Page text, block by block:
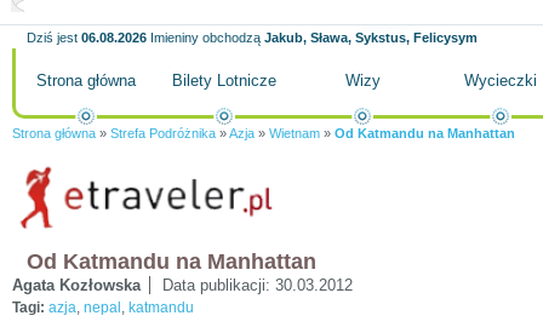
Dziś jest 06.08.2026 Imieniny obchodzą Jakub, Sława, Sykstus, Felicysym
Strona główna Bilety Lotnicze Wizy Wycieczki
Strona główna » Strefa Podróżnika »Azja » Wietnam » Od Katmandu na Manhattan
Od Katmandu na Manhattan
Agata Kozłowska Data publikacji: 30.03.2012
Tagi: azja, nepal , katmandu